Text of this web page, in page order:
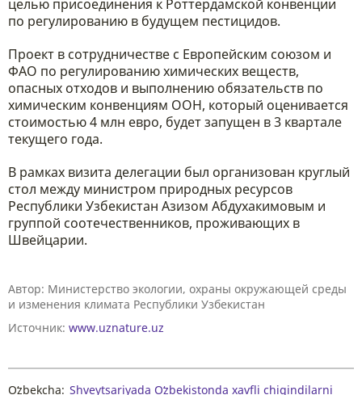
целью присоединения к Роттердамской конвенции
по регулированию в будущем пестицидов.
Проект в сотрудничестве с Европейским союзом и
ФАО по регулированию химических веществ,
опасных отходов и выполнению обязательств по
химическим конвенциям ООН, который оценивается
стоимостью 4 млн евро, будет запущен в 3 квартале
текущего года.
В рамках визита делегации был организован круглый
стол между министром природных ресурсов
Республики Узбекистан Азизом Абдухакимовым и
группой соотечественников, проживающих в
Швейцарии.
Автор: Министерство экологии, охраны окружающей среды
и изменения климата Республики Узбекистан
Источник: www.uznature.uz
Oʻzbekcha: Shveytsariyada Oʻzbekistonda xavfli chiqindilarni